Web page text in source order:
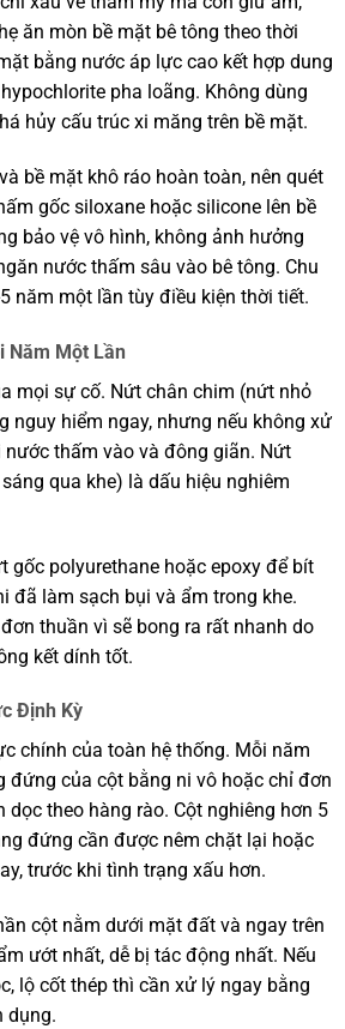
ăn mòn bề mặt bê tông theo thời
bằng nước áp lực cao kết hợp dung
pha loãng. Không dùng
hủy cấu trúc xi măng trên bề mặt.
bề mặt khô ráo hoàn toàn, nên quét
gốc siloxane hoặc silicone lên bề
bảo vệ vô hình, không ảnh hưởng
nước thấm sâu vào bê tông. Chu
năm một lần tùy điều kiện thời tiết.
Năm Một Lần
mọi sự cố. Nứt chân chim (nứt nhỏ
nguy hiểm ngay, nhưng nếu không xử
nước thấm vào và đông giãn. Nứt
qua khe) là dấu hiệu nghiêm
gốc polyurethane hoặc epoxy để bít
đã làm sạch bụi và ẩm trong khe.
thuần vì sẽ bong ra rất nhanh do
kết dính tốt.
Định Kỳ
chính của toàn hệ thống. Mỗi năm
đứng của cột bằng ni vô hoặc chỉ đơn
theo hàng rào. Cột nghiêng hơn 5
đứng cần được nêm chặt lại hoặc
trước khi tình trạng xấu hơn.
cột nằm dưới mặt đất và ngay trên
ướt nhất, dễ bị tác động nhất. Nếu
lộ cốt thép thì cần xử lý ngay bằng
dụng.